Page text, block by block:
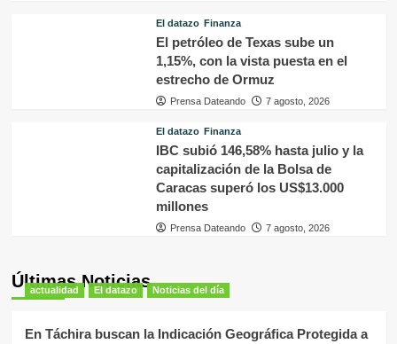
El datazo Finanza
El petróleo de Texas sube un
1,15%, con la vista puesta en el
estrecho de Ormuz
Prensa Dateando 7 agosto, 2026
El datazo Finanza
IBC subió 146,58% hasta julio y la
capitalización de la Bolsa de
Caracas superó los US$13.000
millones
Prensa Dateando 7 agosto, 2026
Últimas Noticias
actualidad El datazo Noticias del día
En Táchira buscan la Indicación Geográfica Protegida a